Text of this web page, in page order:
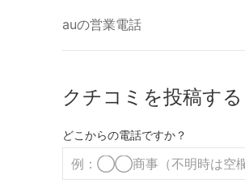
auの営業電話
クチコミを投稿する
どこからの電話ですか？